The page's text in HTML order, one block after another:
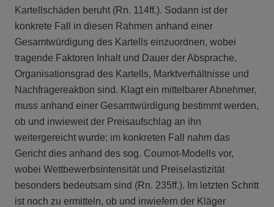
Kartellschäden beruht (Rn. 114ff.). Sodann ist der
konkrete Fall in diesen Rahmen anhand einer
Gesamtwürdigung des Kartells einzuordnen, wobei
tragende Faktoren Inhalt und Dauer der Absprache,
Organisationsgrad des Kartells, Marktverhältnisse und
Nachfragereaktion sind. Klagt ein mittelbarer Abnehmer,
muss anhand einer Gesamtwürdigung bestimmt werden,
ob und inwieweit der Preisaufschlag an ihn
weitergereicht wurde; im konkreten Fall nahm das
Gericht dies anhand des sog. Cournot-Modells vor,
wobei Wettbewerbsintensität und Preiselastizität
besonders bedeutsam sind (Rn. 235ff.). Im letzten Schritt
ist noch zu ermitteln, ob und inwiefern der Kläger